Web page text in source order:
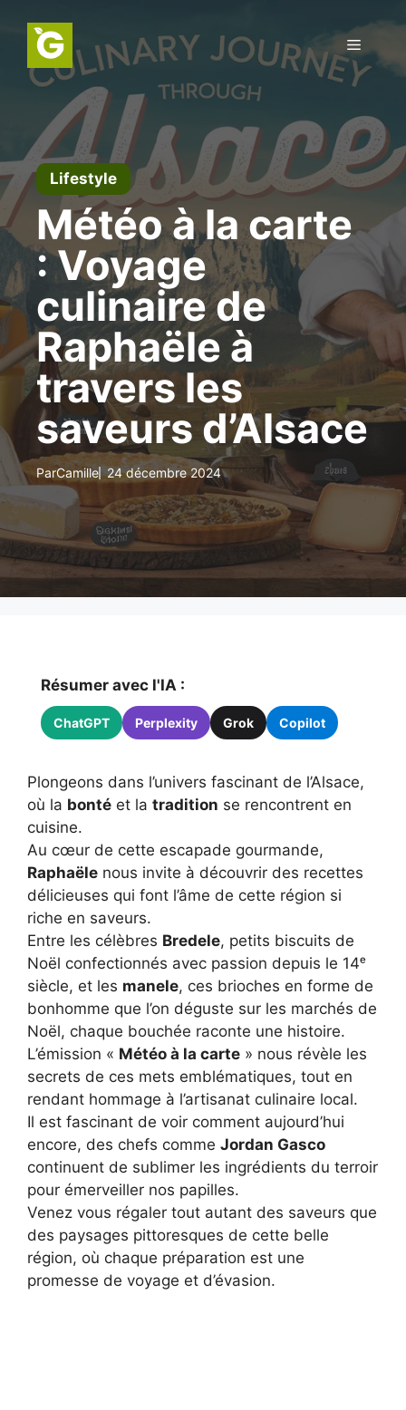
contenu
Menu
Lifestyle
Météo à la carte
: Voyage
culinaire de
Raphaële à
travers les
saveurs d’Alsace
ParCamille 24 décembre 2024
Résumer avec l'IA :
ChatGPT Perplexity Grok Copilot
Plongeons dans l’univers fascinant de l’Alsace,
où la bonté et la tradition se rencontrent en
cuisine.
Au cœur de cette escapade gourmande,
Raphaële nous invite à découvrir des recettes
délicieuses qui font l’âme de cette région si
riche en saveurs.
Entre les célèbres Bredele, petits biscuits de
Noël confectionnés avec passion depuis le 14ᵉ
siècle, et les manele, ces brioches en forme de
bonhomme que l’on déguste sur les marchés de
Noël, chaque bouchée raconte une histoire.
L’émission « Météo à la carte » nous révèle les
secrets de ces mets emblématiques, tout en
rendant hommage à l’artisanat culinaire local.
Il est fascinant de voir comment aujourd’hui
encore, des chefs comme Jordan Gasco
continuent de sublimer les ingrédients du terroir
pour émerveiller nos papilles.
Venez vous régaler tout autant des saveurs que
des paysages pittoresques de cette belle
région, où chaque préparation est une
promesse de voyage et d’évasion.